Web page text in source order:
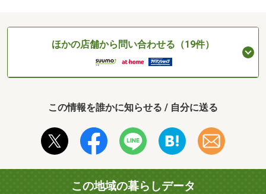
ほかの店舗から問い合わせる（19件）
この情報を誰かに知らせる / 自分に送る
この地域の暮らしデータ